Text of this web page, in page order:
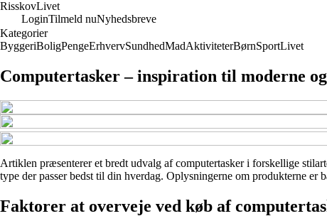
RisskovLivet
LoginTilmeld nuNyhedsbreve
Kategorier
ByggeriBoligPengeErhvervSundhedMadAktiviteterBørnSportLivet
Computertasker – inspiration til moderne
Artiklen præsenterer et bredt udvalg af computertasker i forskellige
type der passer bedst til din hverdag. Oplysningerne om produkterne
Faktorer at overveje ved køb af